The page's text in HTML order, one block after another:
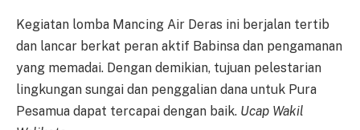
Kegiatan lomba Mancing Air Deras ini berjalan tertib
dan lancar berkat peran aktif Babinsa dan pengamanan
yang memadai. Dengan demikian, tujuan pelestarian
lingkungan sungai dan penggalian dana untuk Pura
Pesamua dapat tercapai dengan baik. Ucap Wakil